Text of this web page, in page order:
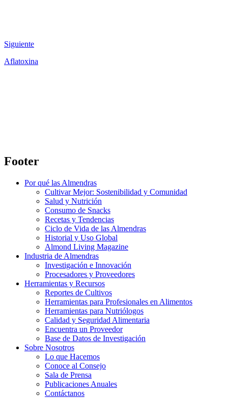
Siguiente
Aflatoxina
Footer
Por qué las Almendras
Cultivar Mejor: Sostenibilidad y Comunidad
Salud y Nutrición
Consumo de Snacks
Recetas y Tendencias
Ciclo de Vida de las Almendras
Historial y Uso Global
Almond Living Magazine
Industria de Almendras
Investigación e Innovación
Procesadores y Proveedores
Herramientas y Recursos
Reportes de Cultivos
Herramientas para Profesionales en Alimentos
Herramientas para Nutriólogos
Calidad y Seguridad Alimentaria
Encuentra un Proveedor
Base de Datos de Investigación
Sobre Nosotros
Lo que Hacemos
Conoce al Consejo
Sala de Prensa
Publicaciones Anuales
Contáctanos